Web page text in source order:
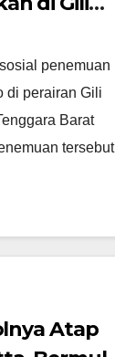
Cina
penemuan
di perairan Gili
Barat
tersebut
Atap